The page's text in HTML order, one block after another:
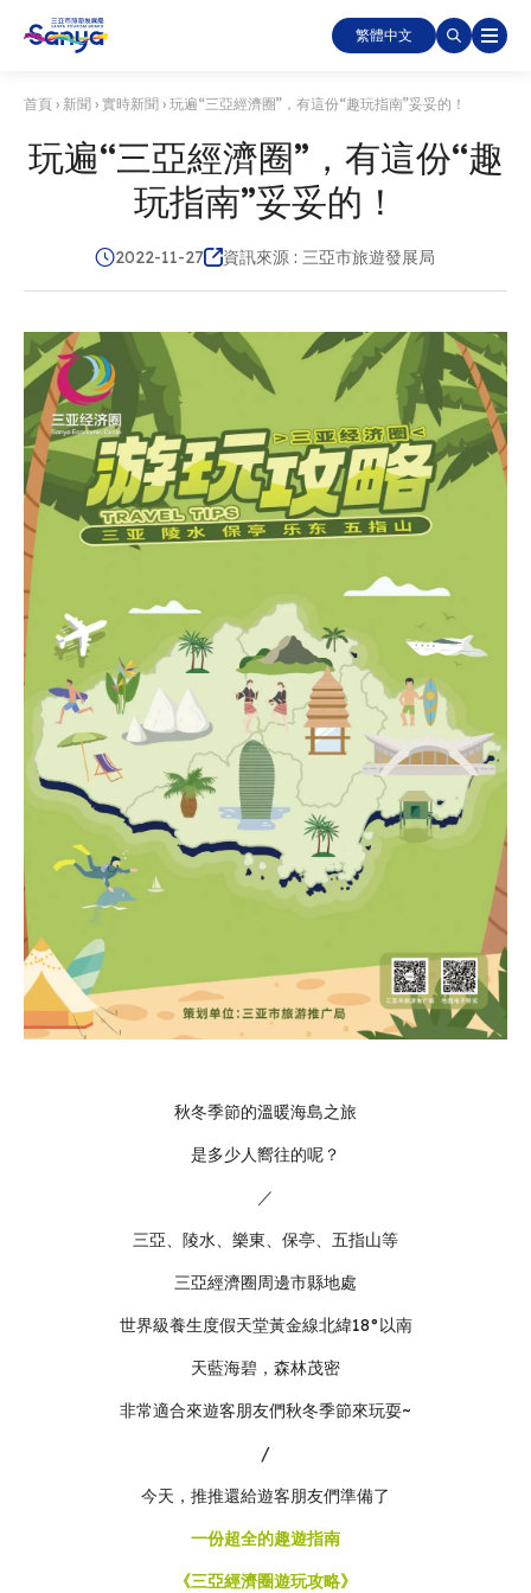
繁體中文
首頁 › 新聞 › 實時新聞 › 玩遍“三亞經濟圈”，有這份“趣玩指南”妥妥的！
玩遍“三亞經濟圈”，有這份“趣
玩指南”妥妥的！
2022-11-27 資訊來源 : 三亞市旅遊發展局
秋冬季節的溫暖海島之旅
是多少人嚮往的呢？
／
三亞、陵水、樂東、保亭、五指山等
三亞經濟圈周邊市縣地處
世界級養生度假天堂黃金線北緯18°以南
天藍海碧，森林茂密
非常適合來遊客朋友們秋冬季節來玩耍~
/
今天，推推還給遊客朋友們準備了
一份超全的趣遊指南
《三亞經濟圈遊玩攻略》